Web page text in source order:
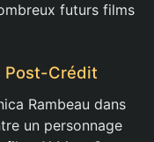
futurs films
Post-Crédit
Rambeau dans
un personnage